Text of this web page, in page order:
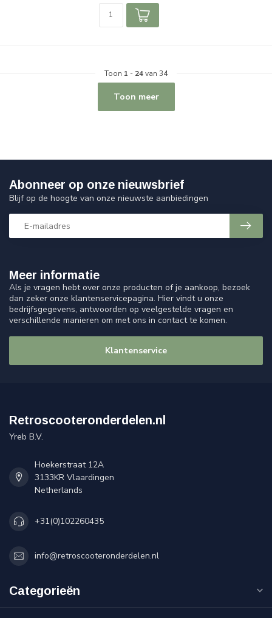
Toon 1 - 24van 34
Toon meer
Meer informatie
Als je vragen hebt over onze producten of je aankoop, bezoek
dan zeker onze klantenservicepagina. Hier vindt u onze
bedrijfsgegevens, antwoorden op veelgestelde vragen en
verschillende manieren om met ons in contact te komen.
Klantenservice
Abonneer op onze nieuwsbrief
Blijf op de hoogte van onze nieuwste aanbiedingen
Retroscooteronderdelen.nl
Yreb B.V.
Hoekerstraat 12A
3133KR Vlaardingen
Netherlands
+31(0)102260435
info@retroscooteronderdelen.nl
Categorieën